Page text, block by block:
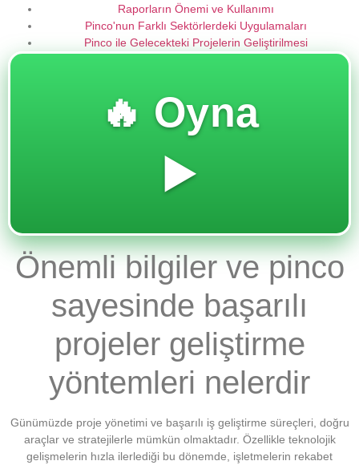
Raporların Önemi ve Kullanımı
Pinco'nun Farklı Sektörlerdeki Uygulamaları
Pinco ile Gelecekteki Projelerin Geliştirilmesi
🔥 Oyna
▶️
Önemli bilgiler ve pinco
sayesinde başarılı
projeler geliştirme
yöntemleri nelerdir
Günümüzde proje yönetimi ve başarılı iş geliştirme süreçleri, doğru
araçlar ve stratejilerle mümkün olmaktadır. Özellikle teknolojik
gelişmelerin hızla ilerlediği bu dönemde, işletmelerin rekabet